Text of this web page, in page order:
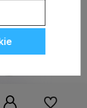
Modern 3.0™